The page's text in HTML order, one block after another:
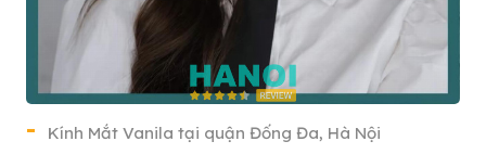
Kính Mắt Vanila tại quận Đống Đa, Hà Nội